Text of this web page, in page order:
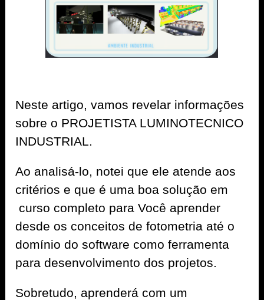
Neste artigo, vamos revelar informações
sobre o PROJETISTA LUMINOTECNICO
INDUSTRIAL.
Ao analisá-lo, notei que ele atende aos
critérios e que é uma boa solução em
curso completo para Você aprender
desde os conceitos de fotometria até o
domínio do software como ferramenta
para desenvolvimento dos projetos.
Sobretudo, aprenderá com um